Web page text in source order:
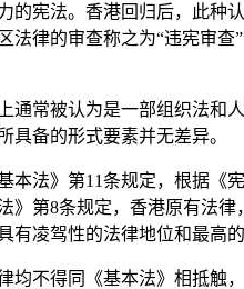
宪法。香港回归后，此
律的审查称之为“违宪审
被认为是一部组织法和
备的形式要素并无差异。
》第11条规定，根据《
第8条规定，香港原有法
凌驾性的法律地位和最高的
得同《基本法》相抵触